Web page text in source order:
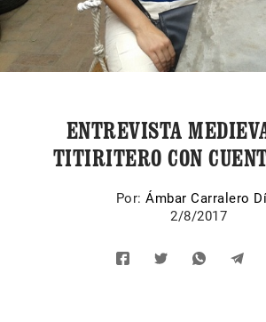
ENTREVISTA
TITIRITERO CON
Por:Ámbar Carralero
2/8/2017